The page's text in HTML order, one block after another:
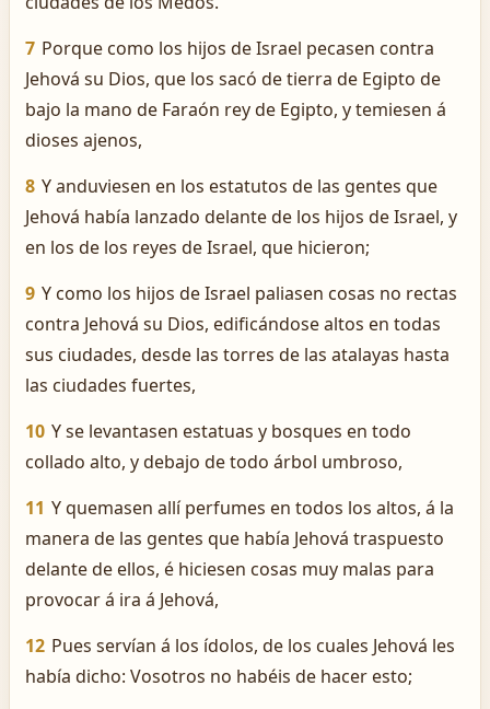
7 Porque como los hijos de Israel pecasen contra
Jehová su Dios, que los sacó de tierra de Egipto de
bajo la mano de Faraón rey de Egipto, y temiesen á
dioses ajenos,
8 Y anduviesen en los estatutos de las gentes que
Jehová había lanzado delante de los hijos de Israel, y
en los de los reyes de Israel, que hicieron;
9 Y como los hijos de Israel paliasen cosas no rectas
contra Jehová su Dios, edificándose altos en todas
sus ciudades, desde las torres de las atalayas hasta
las ciudades fuertes,
10 Y se levantasen estatuas y bosques en todo
collado alto, y debajo de todo árbol umbroso,
11 Y quemasen allí perfumes en todos los altos, á la
manera de las gentes que había Jehová traspuesto
delante de ellos, é hiciesen cosas muy malas para
provocar á ira á Jehová,
12 Pues servían á los ídolos, de los cuales Jehová les
había dicho: Vosotros no habéis de hacer esto;